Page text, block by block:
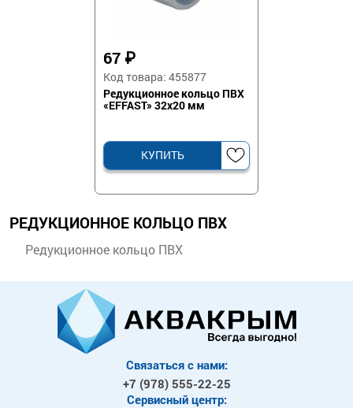
67 ₽
Код товара: 455877
Редукционное кольцо ПВХ
«EFFAST» 32х20 мм
КУПИТЬ
РЕДУКЦИОННОЕ КОЛЬЦО ПВХ
Редукционное кольцо ПВХ
Связаться с нами:
+7 (978) 555-22-25
Сервисный центр: